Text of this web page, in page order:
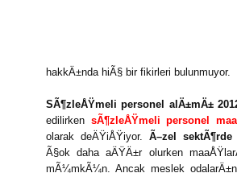
hakkÄ±nda hiÃ§ bir fikirleri bulunmuyor.
SÃ¶zleÅŸmeli personel alÄ±mÄ±
edilirken sÃ¶zleÅŸmeli personel
olarak deÄŸiÅŸiyor. Ã–zel
Ã§ok daha aÄŸÄ±r olurken
mÃ¼mkÃ¼n. Ancak meslek